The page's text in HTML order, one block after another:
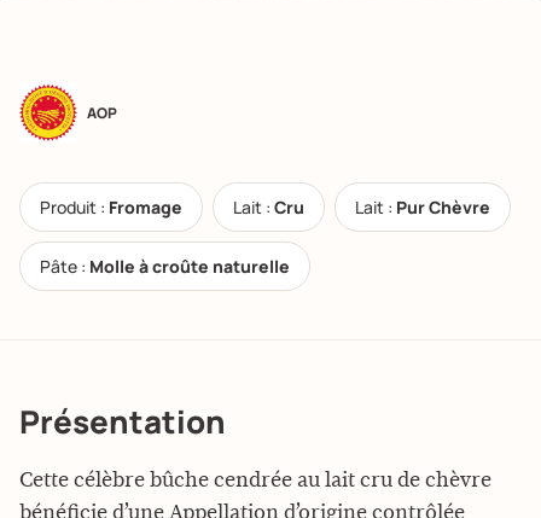
AOP
Produit : Fromage Lait : Cru Lait : Pur Chèvre
Pâte : Molle à croûte naturelle
Présentation
Cette célèbre bûche cendrée au lait cru de chèvre
bénéficie d’une Appellation d’origine contrôlée